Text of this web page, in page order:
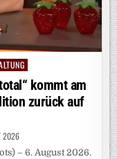
kommt am
zurück auf
2026
– 6. August 2026.